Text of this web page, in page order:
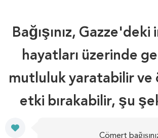
Bağışınız, Gazze'deki
hayatları üzerinde
mutluluk yaratabilir ve
etki bırakabilir, şu